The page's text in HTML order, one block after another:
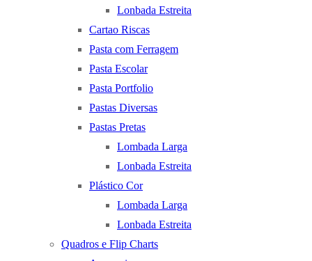
Lonbada Estreita
Cartao Riscas
Pasta com Ferragem
Pasta Escolar
Pasta Portfolio
Pastas Diversas
Pastas Pretas
Lombada Larga
Lonbada Estreita
Plástico Cor
Lombada Larga
Lonbada Estreita
Quadros e Flip Charts